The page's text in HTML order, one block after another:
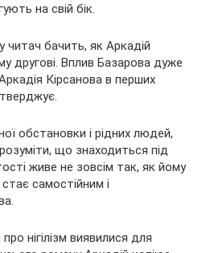
на свій бік.
читач бачить, як Аркадій
другові. Вплив Базарова дуже
Кірсанова в перших
обстановки і рідних людей,
що знаходиться під
живе не зовсім так, як йому
самостійним і
нігілізм виявилися для